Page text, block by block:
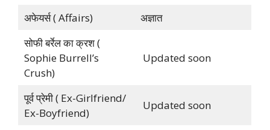
अफेयर्स ( Affairs)
अज्ञात
सोफी बर्रेल का क्रश (
Sophie Burrell’s
Crush)
Updated soon
पूर्व प्रेमी ( Ex-Girlfriend/
Ex-Boyfriend)
Updated soon